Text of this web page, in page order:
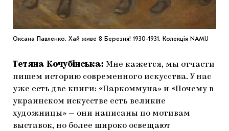
Оксана Павленко. Хай живе 8 Березня! 1930-1931. Колекція NAMU
Тетяна Кочубінська: Мне кажется, мы отчасти
пишем историю современного искусства. У нас
уже есть две книги: «Паркоммуна» и «Почему в
украинском искусстве есть великие
художницы» — они написаны по мотивам
выставок, но более широко освещают